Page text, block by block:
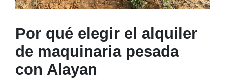
Por qué elegir el alquiler
de maquinaria pesada
con Alayan